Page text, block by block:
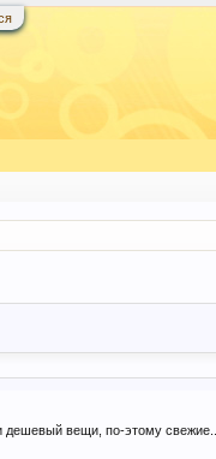
дешевый вещи, по-этому свежие...